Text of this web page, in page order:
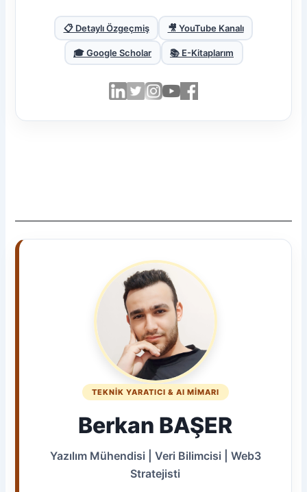
📋 Detaylı Özgeçmiş 🎥 YouTube Kanalı
🎓 Google Scholar 📚 E-Kitaplarım
TEKNIK YARATICI & AI MIMARI
Berkan BAŞER
Yazılım Mühendisi | Veri Bilimcisi | Web3
Stratejisti